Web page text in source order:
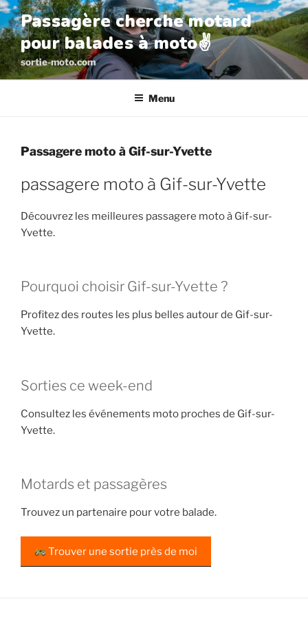
Aller
au
contenu
principal
Passagère cherche motard
pour balades à moto✌️
sortie-moto.com
Menu
Passagere moto à Gif-sur-Yvette
passagere moto à Gif-sur-Yvette
Découvrez les meilleures passagere moto à Gif-sur-
Yvette.
Pourquoi choisir Gif-sur-Yvette ?
Profitez des routes les plus belles autour de Gif-sur-
Yvette.
Sorties ce week-end
Consultez les événements moto proches de Gif-sur-
Yvette.
Motards et passagères
Trouvez un partenaire pour votre balade.
Trouver une sortie près de moi